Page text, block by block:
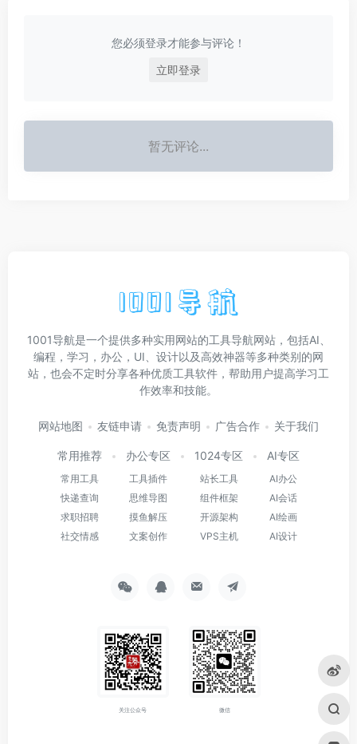
您必须登录才能参与评论！
立即登录
暂无评论...
1001导航是一个提供多种实用网站的工具导航网站，包括AI、
编程，学习，办公，UI、设计以及高效神器等多种类别的网
站，也会不定时分享各种优质工具软件，帮助用户提高学习工
作效率和技能。
网站地图 友链申请 免责声明 广告合作 关于我们
常用推荐
常用工具
快递查询
求职招聘
社交情感
办公专区
工具插件
思维导图
摸鱼解压
文案创作
1024专区
站长工具
组件框架
开源架构
VPS主机
AI专区
AI办公
AI会话
AI绘画
AI设计
关注公众号 微信